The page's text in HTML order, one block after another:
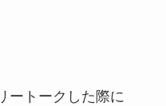
ートークした際に